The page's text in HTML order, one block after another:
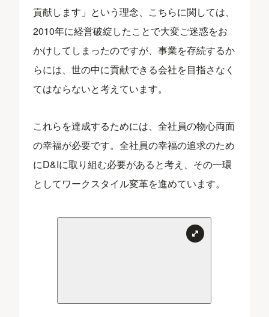
貢献します」という理念、こちらに関しては、
2010年に経営破綻したことで大変ご迷惑をお
かけしてしまったのですが、事業を存続するか
らには、世の中に貢献できる会社を目指さなく
てはならないと考えています。
これらを達成するためには、全社員の物心両面
の幸福が必要です。全社員の幸福の追求のため
にD&Iに取り組む必要があると考え、その一環
としてワークスタイル変革を進めています。